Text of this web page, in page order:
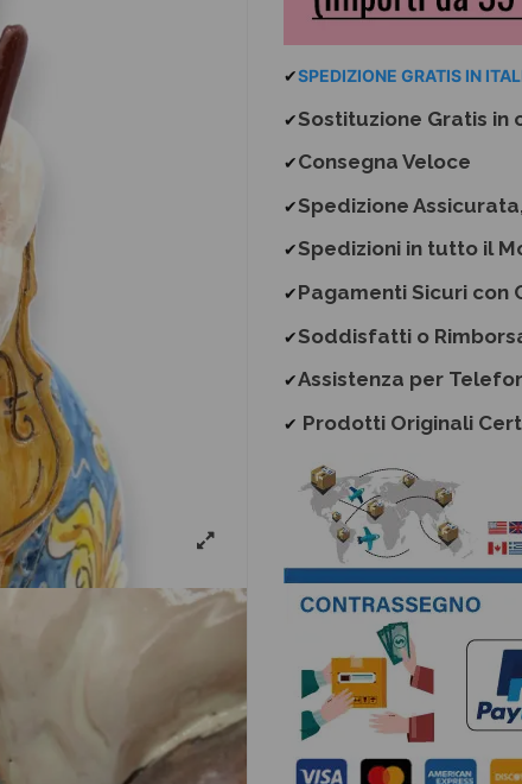
✔SPEDIZIONE GRATIS IN
✔Sostituzione Gratis in
✔Consegna Veloce
✔Spedizione
✔Spedizioni in tutto il
✔Pagamenti Sicuri con
✔Soddisfatti o
✔Assistenza per
✔ Prodotti Originali